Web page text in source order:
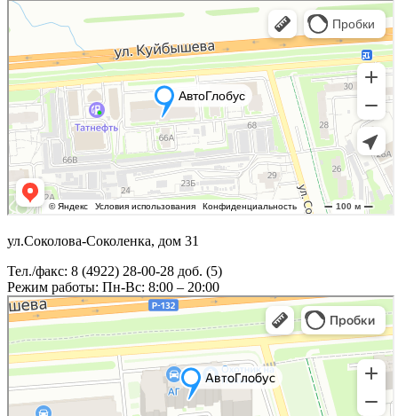
ул.Соколова-Соколенка, дом 31
Тел./факс: 8 (4922) 28-00-28 доб. (5)
Режим работы: Пн-Вс: 8:00 – 20:00